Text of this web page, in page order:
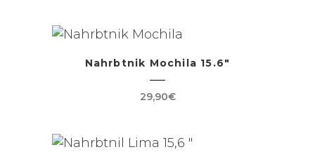
Nahrbtnik Mochila 15.6″
29,90€